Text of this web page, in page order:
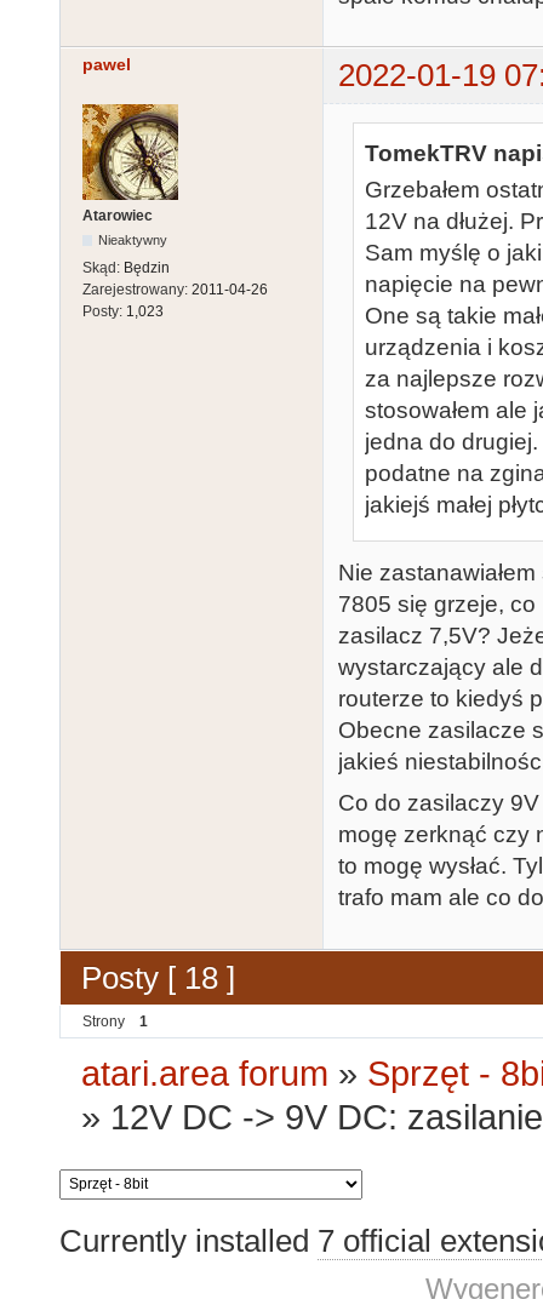
pawel 2022-01-19
Atarowiec
Nieaktywny
Skąd: Będzin
Zarejestrowany: 2011-04-26
Posty: 1,023
TomekTRV
Grzebałem
12V na dłużej.
Sam myślę o
napięcie na
One są takie
urządzenia i
za najlepsze
stosowałem ale
jedna do drugiej.
podatne na
jakiejś małej
Nie
7805 się grzeje,
zasilacz 7,5V?
wystarczający ale
routerze to kiedyś
Obecne zasilacze
jakieś
Co do zasilaczy
mogę zerknąć czy
to mogę wysłać.
trafo mam ale co
Posty [ 18 ]
Strony 1
atari.area forum » Sprzęt -
» 12V DC -> 9V DC:
Currently installed 7 official